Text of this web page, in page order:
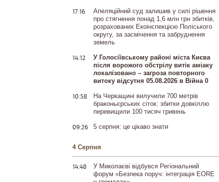
17:16
Апеляційний суд залишив у силі рішення
про стягнення понад 1,6 млн грн збитків,
розрахованих Екоінспекцією Поліського
округу, за засмічення та забруднення
земель
14:12
У Голосіївському районі міста Києва
після ворожого обстрілу витік аміаку
локалізовано – загроза повторного
витоку відсутня 05.08.2026 в Війна 0
10:58
На Черкащині вилучили 700 метрів
браконьєрських сіток: збитки довкіллю
перевищили 100 тисяч гривень
09:26 5 серпня: це цікаво знати
4 Серпня
14:48
У Миколаєві відбувся Регіональний
форум «Безпека поруч: інтеграція EORE